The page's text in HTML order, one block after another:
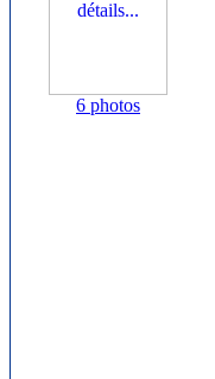
6 photos